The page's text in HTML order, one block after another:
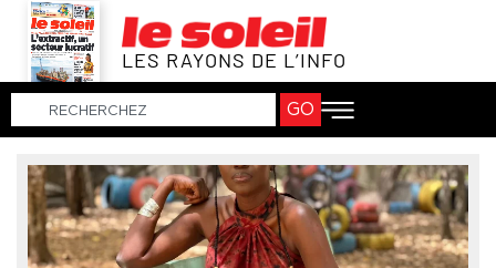
LES RAYONS DE L’INFO
GO